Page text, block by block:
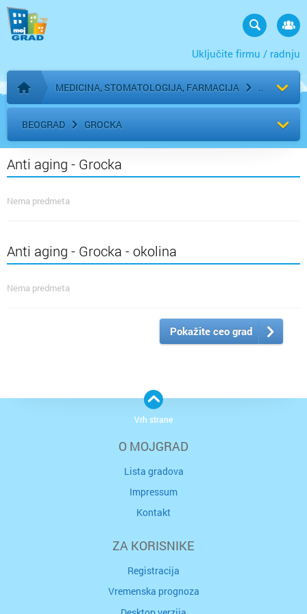
Uključite firmu / radnju
Početna stranica
MEDICINA, STOMATOLOGIJA, FARMACIJA
BEOGRAD GROCKA
Anti aging - Grocka
Nema predmeta
Anti aging - Grocka - okolina
Nema predmeta
Pokažite ceo grad
O MOJGRAD
Lista gradova
Impressum
Kontakt
ZA KORISNIKE
Registracija
Vremenska prognoza
Vrh strane